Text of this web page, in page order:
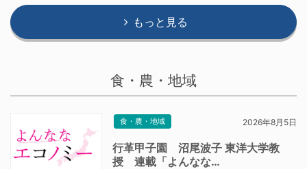
もっと見る
食・農・地域
食・農・地域 2026年8月5日
行革甲子園 沼尾波子 東洋大学教
授 連載「よんなな…